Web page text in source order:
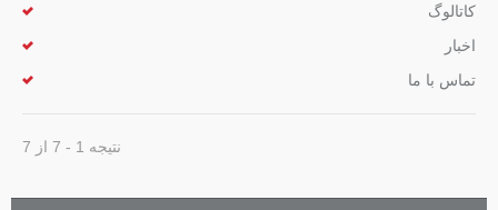
کاتالوگ
اخبار
تماس با ما
نتیجه 1 - 7 از 7